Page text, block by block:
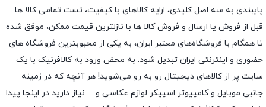
پایبندی به سه اصل کلیدی، ارایه کالاهای با کیفیت، تست تمامی کالا ها
قبل از فروش یا ارسال و فروش کالا ها با نازلترین قیمت ممکن، موفق شده
تا همگام با فروشگاه‌های معتبر ایران، به یکی از محبوبترین فروشگاه های
حضوری و اینترنتی ایران تبدیل شود. به محض ورود به کالافرنیک با یک
سایت پر از کالاهای دیجیتال رو به رو می‌شوید! هر آنچه که در زمینه
جانبی موبایل و کامپیوتر اسپیکر لوازم عکاسی و… نیاز دارید در اینجا پیدا